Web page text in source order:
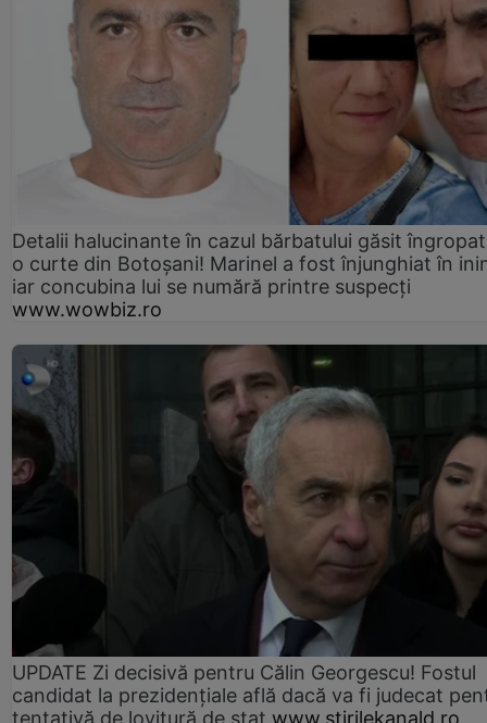
Detalii halucinante în cazul bărbatului găsit
o curte din Botoșani! Marinel a fost înjunghiat în
iar concubina lui se numără printre suspecți
www.wowbiz.ro
UPDATE Zi decisivă pentru Călin Georgescu! Fostul
candidat la prezidențiale află dacă va fi judecat
tentativă de lovitură de stat www.stirilekanald.ro